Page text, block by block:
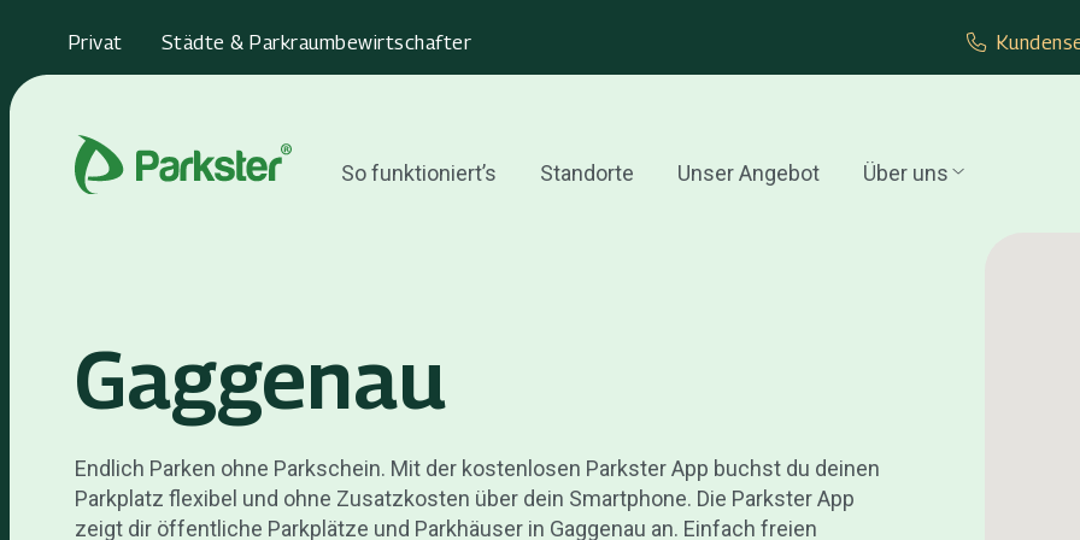
Privat Städte & Parkraumbewirtschafter
So funktioniert’s Standorte Unser Angebot Über uns
Gaggenau
Endlich Parken ohne Parkschein. Mit der kostenlosen Parkster App buchst du deinen
Parkplatz flexibel und ohne Zusatzkosten über dein Smartphone. Die Parkster App
zeigt dir öffentliche Parkplätze und Parkhäuser in Gaggenau an. Einfach freien